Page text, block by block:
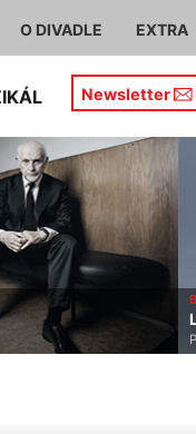
O DIVADLE EXTRA
Newsletter
Petr